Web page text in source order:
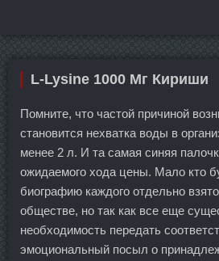
L-Lysine 1000 Мг Кириши
Помните, что частой причиной
становится нехватка воды в
менее 2 л. И та самая синяя
ожидаемого хода цены. Мало кто
биографию каждого отдельно
обществе, но так как все еще
необходимость передать
эмоциональный посыл о